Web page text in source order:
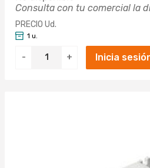
Consulta con tu comercial la
PRECIO Ud.
- +
1 u.
Inicia